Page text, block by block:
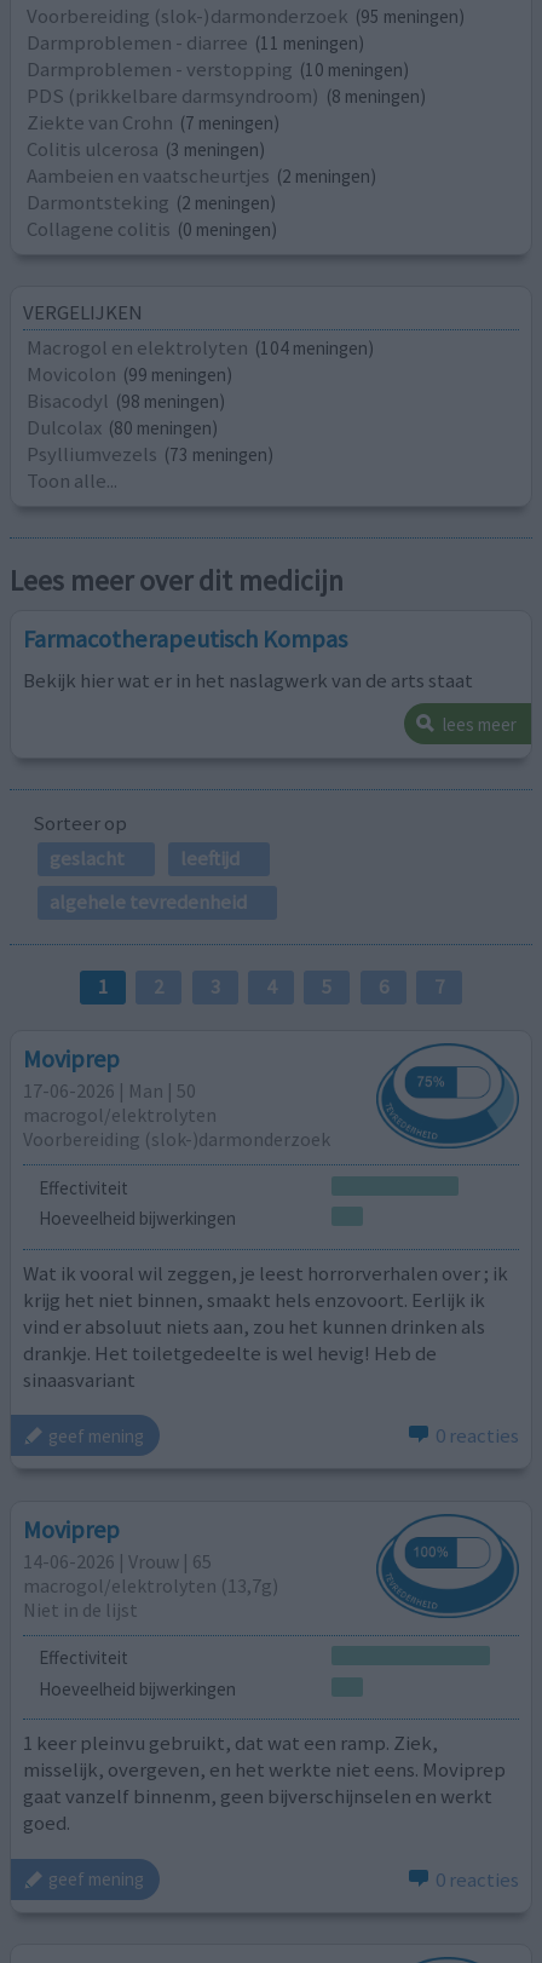
Voorbereiding (slok-)darmonderzoek (95 meningen)
Darmproblemen - diarree (11 meningen)
Darmproblemen - verstopping (10 meningen)
PDS (prikkelbare darmsyndroom) (8 meningen)
Ziekte van Crohn (7 meningen)
Colitis ulcerosa (3 meningen)
Aambeien en vaatscheurtjes (2 meningen)
Darmontsteking (2 meningen)
Collagene colitis (0 meningen)
VERGELIJKEN
Macrogol en elektrolyten (104 meningen)
Movicolon (99 meningen)
Bisacodyl (98 meningen)
Dulcolax (80 meningen)
Psylliumvezels (73 meningen)
Toon alle...
Lees meer over dit medicijn
Farmacotherapeutisch Kompas
Bekijk hier wat er in het naslagwerk van de arts staat
lees meer
Sorteer op
geslacht
leeftijd
algehele tevredenheid
1 2 3 4 5 6 7
Moviprep
17-06-2026 | Man | 50
macrogol/elektrolyten
Voorbereiding (slok-)darmonderzoek
Effectiviteit
Hoeveelheid bijwerkingen
Wat ik vooral wil zeggen, je leest horrorverhalen over ; ik
krijg het niet binnen, smaakt hels enzovoort. Eerlijk ik
vind er absoluut niets aan, zou het kunnen drinken als
drankje. Het toiletgedeelte is wel hevig! Heb de
sinaasvariant
geef mening 0 reacties
Moviprep
14-06-2026 | Vrouw | 65
macrogol/elektrolyten (13,7g)
Niet in de lijst
Effectiviteit
Hoeveelheid bijwerkingen
1 keer pleinvu gebruikt, dat wat een ramp. Ziek,
misselijk, overgeven, en het werkte niet eens. Moviprep
gaat vanzelf binnenm, geen bijverschijnselen en werkt
goed.
geef mening 0 reacties